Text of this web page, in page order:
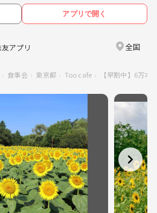
アプリで開く
アプリ 全国
食事会 東京都 Too cafe 【早割中】6万